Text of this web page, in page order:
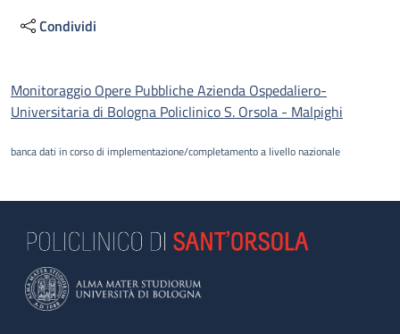
Condividi
Descrizione
Monitoraggio Opere Pubbliche Azienda Ospedaliero-
Universitaria di Bologna Policlinico S. Orsola - Malpighi
banca dati in corso di implementazione/completamento a livello nazionale